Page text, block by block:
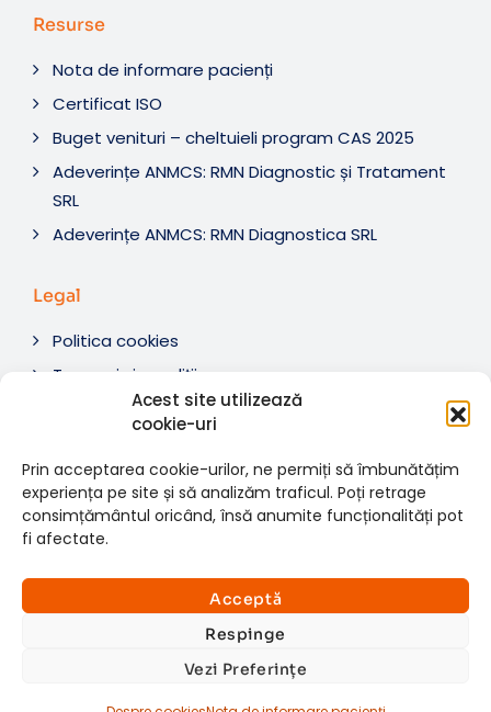
Acest site utilizează
cookie-uri
Prin acceptarea cookie-urilor, ne permiți să îmbunătățim
experiența pe site și să analizăm traficul. Poți retrage
consimțământul oricând, însă anumite funcționalități pot
fi afectate.
Acceptă
Respinge
Vezi Preferințe
Resurse
Nota de informare pacienți
Certificat ISO
Buget venituri – cheltuieli program CAS 2025
Adeverințe ANMCS: RMN Diagnostic și Tratament
SRL
Adeverințe ANMCS: RMN Diagnostica SRL
Legal
Politica cookies
Termeni si condiții
Soluționare litigii
rezervate.
Website dezvoltat de:www.t-web.ro
×
Consultații si investigații
Află detalii